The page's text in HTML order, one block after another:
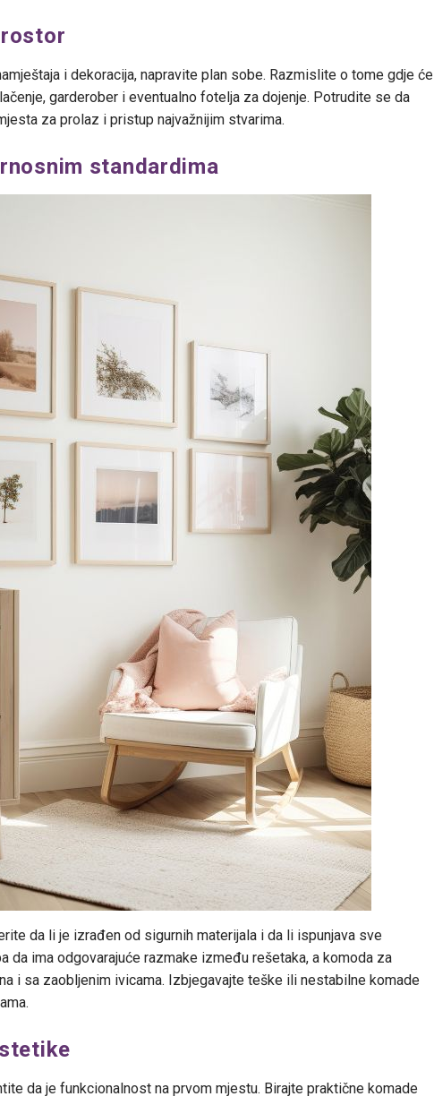
i dekoracija, napravite plan sobe. Razmislite o tome gdje će
garderober i eventualno fotelja za dojenje. Potrudite se da
za prolaz i pristup najvažnijim stvarima.
standardima
da li je izrađen od sigurnih materijala i da li ispunjava sve
da ima odgovarajuće razmake između rešetaka, a komoda za
i sa zaobljenim ivicama. Izbjegavajte teške ili nestabilne komade
da je funkcionalnost na prvom mjestu. Birajte praktične komade